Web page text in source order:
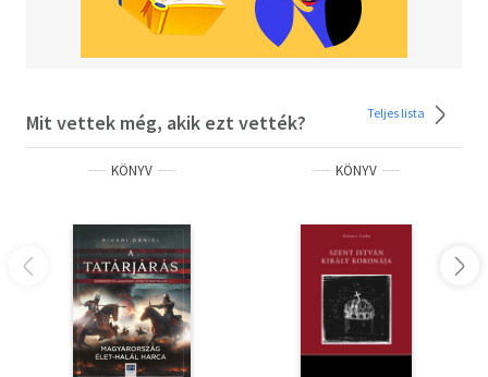
Mit vettek még, akik ezt vették? Teljes lista
KÖNYV KÖNYV